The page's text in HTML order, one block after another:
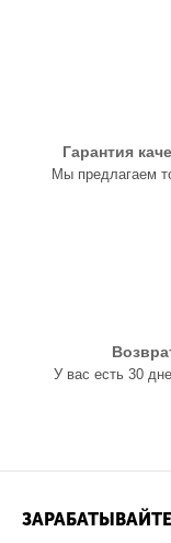
Гарантия
Мы предлагаем
У вас есть 30